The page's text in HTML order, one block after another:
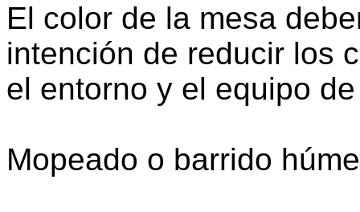
El color de la mesa
intención de reducir los
el entorno y el equipo
Mopeado o barrido